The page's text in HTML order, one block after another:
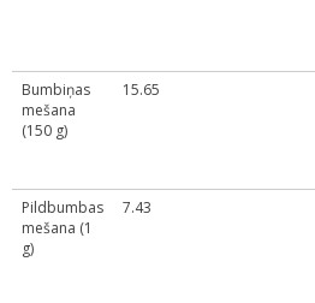
Bumbiņas
mešana
(150 g)
15.65
Pildbumbas
mešana (1
g)
7.43